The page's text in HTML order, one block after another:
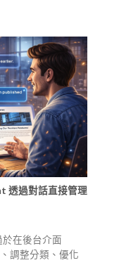
透過對話直接管理
在後台介面
調整分類、優化